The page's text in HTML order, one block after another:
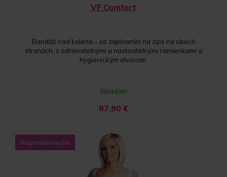
VF Comfort
Bandáž nad kolená – so zapínaním na zips na oboch
stranách, s odnímateľnými a nastaviteľnými ramienkami a
hygienickým otvorom
Skladom
87,90 €